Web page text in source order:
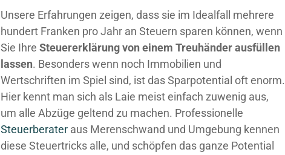
Unsere Erfahrungen zeigen, dass sie im Idealfall mehrere
hundert Franken pro Jahr an Steuern sparen können, wenn
Sie Ihre Steuererklärung von einem Treuhänder ausfüllen
lassen. Besonders wenn noch Immobilien und
Wertschriften im Spiel sind, ist das Sparpotential oft enorm.
Hier kennt man sich als Laie meist einfach zuwenig aus,
um alle Abzüge geltend zu machen. Professionelle
Steuerberater aus Merenschwand und Umgebung kennen
diese Steuertricks alle, und schöpfen das ganze Potential